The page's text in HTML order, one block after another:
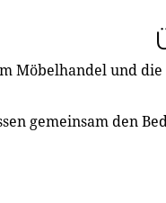
Möbelhandel und
gemeinsam den